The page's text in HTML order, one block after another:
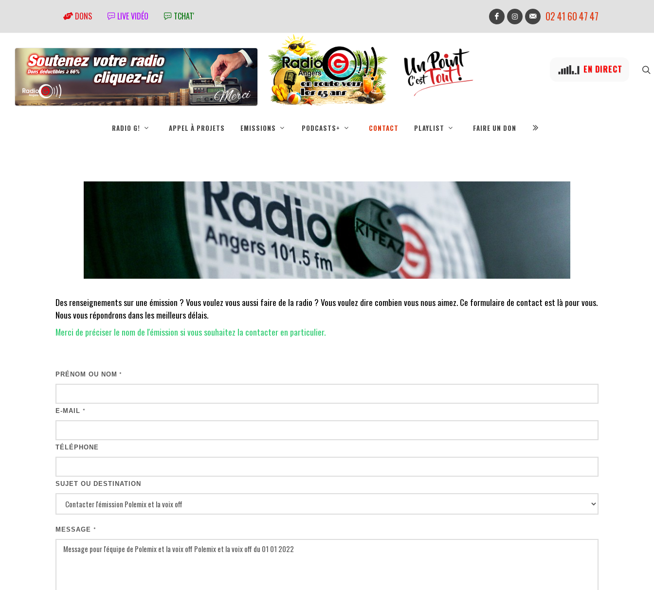
DONS LIVE VIDÉO TCHAT' 02 41 60 47 47
EN DIRECT
RADIO G! APPEL À PROJETS EMISSIONS PODCASTS+ CONTACT PLAYLIST FAIRE UN DON
Des renseignements sur une émission ? Vous voulez vous aussi faire de la radio ? Vous voulez dire combien vous nous aimez. Ce formulaire de contact est là pour vous.
Nous vous répondrons dans les meilleurs délais.
Merci de préciser le nom de l'émission si vous souhaitez la contacter en particulier.
PRÉNOM OU NOM *
E-MAIL *
TÉLÉPHONE
SUJET OU DESTINATION
MESSAGE *